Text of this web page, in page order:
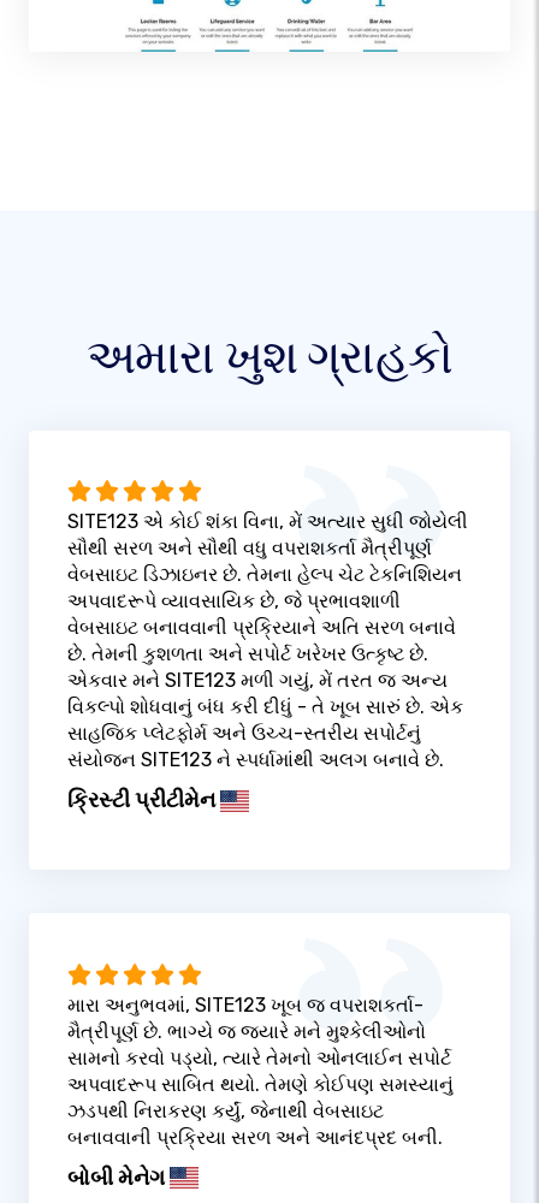
અમારા ખુશ ગ્રાહકો
SITE123 એ કોઈ શંકા વિના, મેં અત્યાર સુધી જોયેલી
સૌથી સરળ અને સૌથી વધુ વપરાશકર્તા મૈત્રીપૂર્ણ
વેબસાઇટ ડિઝાઇનર છે. તેમના હેલ્પ ચેટ ટેકનિશિયન
અપવાદરૂપે વ્યાવસાયિક છે, જે પ્રભાવશાળી
વેબસાઇટ બનાવવાની પ્રક્રિયાને અતિ સરળ બનાવે
છે. તેમની કુશળતા અને સપોર્ટ ખરેખર ઉત્કૃષ્ટ છે.
એકવાર મને SITE123 મળી ગયું, મેં તરત જ અન્ય
વિકલ્પો શોધવાનું બંધ કરી દીધું - તે ખૂબ સારું છે. એક
સાહજિક પ્લેટફોર્મ અને ઉચ્ચ-સ્તરીય સપોર્ટનું
સંયોજન SITE123 ને સ્પર્ધામાંથી અલગ બનાવે છે.
ક્રિસ્ટી પ્રીટીમેન
મારા અનુભવમાં, SITE123 ખૂબ જ વપરાશકર્તા-
મૈત્રીપૂર્ણ છે. ભાગ્યે જ જ્યારે મને મુશ્કેલીઓનો
સામનો કરવો પડ્યો, ત્યારે તેમનો ઓનલાઈન સપોર્ટ
અપવાદરૂપ સાબિત થયો. તેમણે કોઈપણ સમસ્યાનું
ઝડપથી નિરાકરણ કર્યું, જેનાથી વેબસાઇટ
બનાવવાની પ્રક્રિયા સરળ અને આનંદપ્રદ બની.
બોબી મેનેગ